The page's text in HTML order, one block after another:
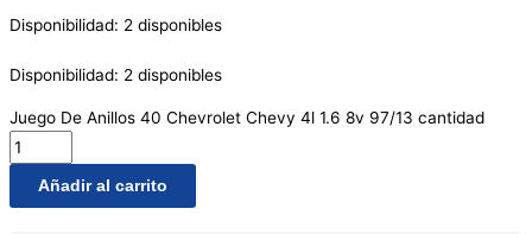
Disponibilidad: 2 disponibles
Disponibilidad: 2 disponibles
Juego De Anillos 40 Chevrolet Chevy 4l 1.6 8v 97/13 cantidad
Añadir al carrito